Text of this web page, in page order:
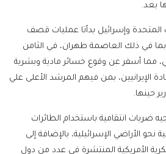
بعد.
المتحدة وإسرائيل بدأتا عمليات قصف
في ذلك العاصمة طهران، في الثامن
مما أسفر عن وقوع خسائر مادية وبشرية
الإيرانيين، بمن فيهم المرشد الأعلى علي
حينها.
ضربات انتقامية باستخدام الطائرات
نحو الأراضي الإسرائيلية، بالإضافة إلى
الأمريكية المنتشرة في عدد من دول